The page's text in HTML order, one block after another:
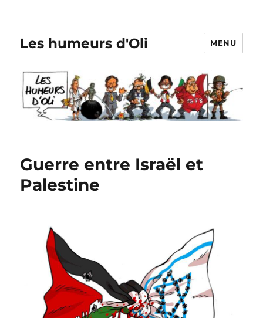
Les humeurs d'Oli MENU
Guerre entre Israël et
Palestine